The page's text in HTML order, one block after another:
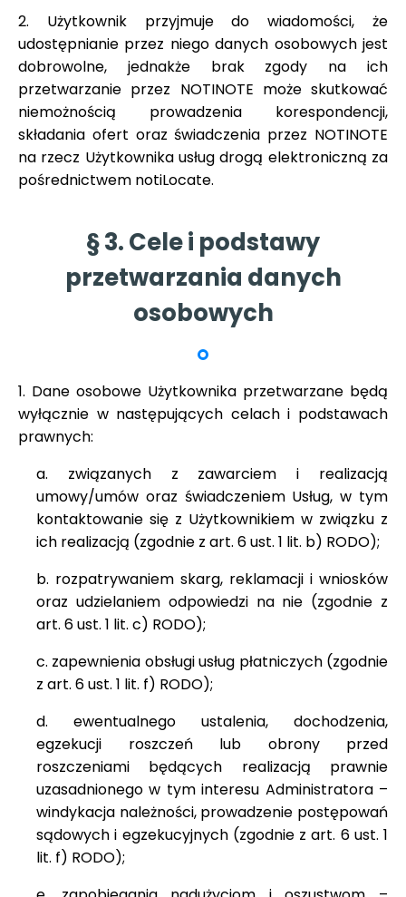
2. Użytkownik przyjmuje do wiadomości, że
udostępnianie przez niego danych osobowych jest
dobrowolne, jednakże brak zgody na ich
przetwarzanie przez NOTINOTE może skutkować
niemożnością prowadzenia korespondencji,
składania ofert oraz świadczenia przez NOTINOTE
na rzecz Użytkownika usług drogą elektroniczną za
pośrednictwem notiLocate.
§ 3. Cele i podstawy
przetwarzania danych
osobowych
1. Dane osobowe Użytkownika przetwarzane będą
wyłącznie w następujących celach i podstawach
prawnych:
a. związanych z zawarciem i realizacją
umowy/umów oraz świadczeniem Usług, w tym
kontaktowanie się z Użytkownikiem w związku z
ich realizacją (zgodnie z art. 6 ust. 1 lit. b) RODO);
b. rozpatrywaniem skarg, reklamacji i wniosków
oraz udzielaniem odpowiedzi na nie (zgodnie z
art. 6 ust. 1 lit. c) RODO);
c. zapewnienia obsługi usług płatniczych (zgodnie
z art. 6 ust. 1 lit. f) RODO);
d. ewentualnego ustalenia, dochodzenia,
egzekucji roszczeń lub obrony przed
roszczeniami będących realizacją prawnie
uzasadnionego w tym interesu Administratora –
windykacja należności, prowadzenie postępowań
sądowych i egzekucyjnych (zgodnie z art. 6 ust. 1
lit. f) RODO);